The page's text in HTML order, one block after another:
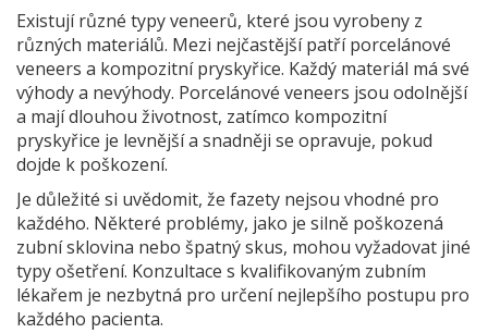
Existují různé typy veneerů, které jsou vyrobeny z
různých materiálů. Mezi nejčastější patří porcelánové
veneers a kompozitní pryskyřice. Každý materiál má své
výhody a nevýhody. Porcelánové veneers jsou odolnější
a mají dlouhou životnost, zatímco kompozitní
pryskyřice je levnější a snadněji se opravuje, pokud
dojde k poškození.
Je důležité si uvědomit, že fazety nejsou vhodné pro
každého. Některé problémy, jako je silně poškozená
zubní sklovina nebo špatný skus, mohou vyžadovat jiné
typy ošetření. Konzultace s kvalifikovaným zubním
lékařem je nezbytná pro určení nejlepšího postupu pro
každého pacienta.